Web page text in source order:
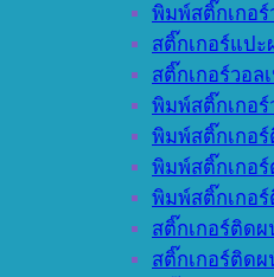
พิมพ์สติ๊กเกอร์
สติ๊กเกอร์แปะ
สติ๊กเกอร์วอล
พิมพ์สติ๊กเกอร์
พิมพ์สติ๊กเกอ
พิมพ์สติ๊กเกอ
พิมพ์สติ๊กเกอ
สติ๊กเกอร์ติด
สติ๊กเกอร์ติด